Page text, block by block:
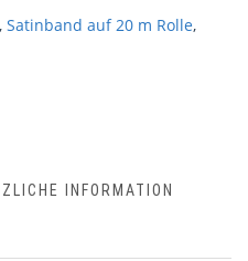
, Satinband auf 20 m Rolle,
INFORMATION